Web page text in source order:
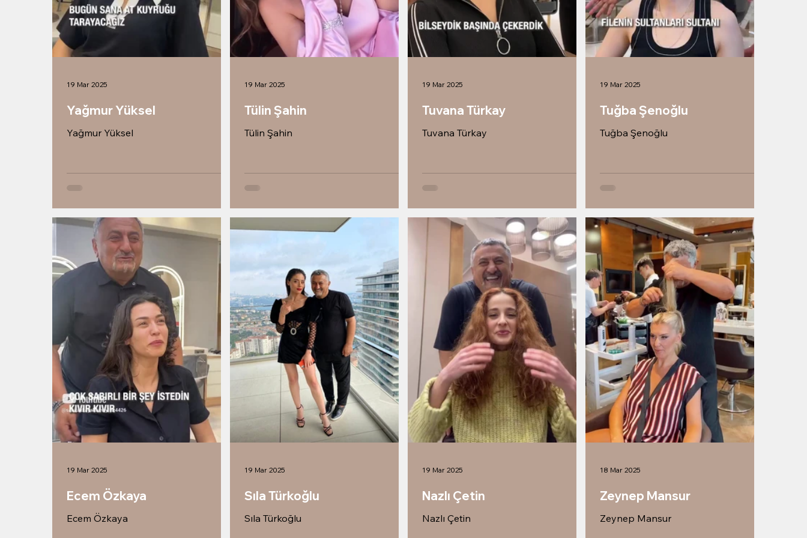
Yağmur Yüksel
Yağmur Yüksel
19 Mar 2025
Tülin Şahin
Tülin Şahin
19 Mar 2025
Tuvana Türkay
Tuvana Türkay
19 Mar 2025
Tuğba Şenoğlu
Tuğba Şenoğlu
19 Mar 2025
Ecem Özkaya
Ecem Özkaya
19 Mar 2025
Sıla Türkoğlu
Sıla Türkoğlu
19 Mar 2025
Nazlı Çetin
Nazlı Çetin
19 Mar 2025
Zeynep Mansur
Zeynep Mansur
18 Mar 2025